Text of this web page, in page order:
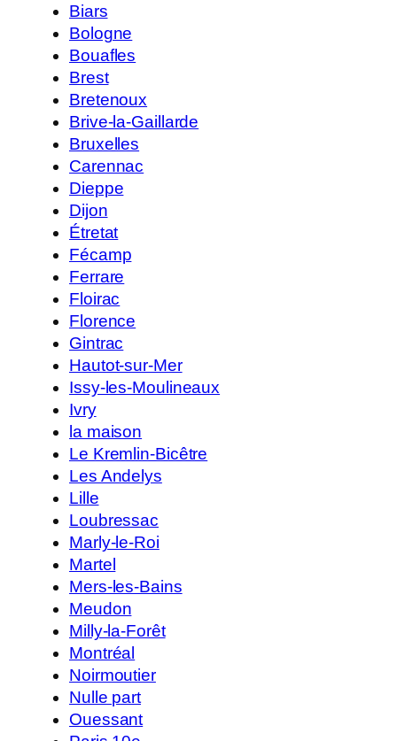
Biars
Bologne
Bouafles
Brest
Bretenoux
Brive-la-Gaillarde
Bruxelles
Carennac
Dieppe
Dijon
Étretat
Fécamp
Ferrare
Floirac
Florence
Gintrac
Hautot-sur-Mer
Issy-les-Moulineaux
Ivry
la maison
Le Kremlin-Bicêtre
Les Andelys
Lille
Loubressac
Marly-le-Roi
Martel
Mers-les-Bains
Meudon
Milly-la-Forêt
Montréal
Noirmoutier
Nulle part
Ouessant